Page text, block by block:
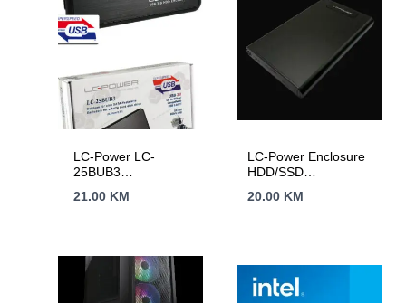
LC-Power LC-
25BUB3
3.0,ultra slim
21.00 KM
LC-Power Enclosure
HDD/SSD
kuciste za 2.5″Brz
20.00 KM